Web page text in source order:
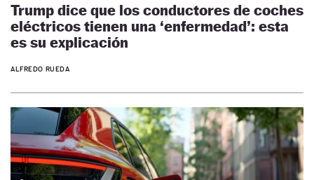
Trump dice que los conductores de coches
eléctricos tienen una ‘enfermedad’: esta
es su explicación
ALFREDO RUEDA